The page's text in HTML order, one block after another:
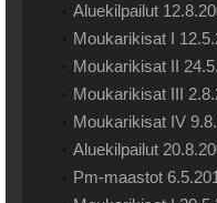
Aluekilpailut
Moukarikisat I
Moukarikisat II
Moukarikisat III
Moukarikisat IV
Aluekilpailut
Pm-maastot